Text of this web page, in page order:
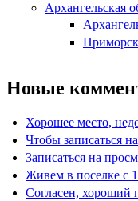
Архангельская
Новые
Хорошее место,
Чтобы записаться
Записаться на
Живем в поселке с
Согласен, хороший